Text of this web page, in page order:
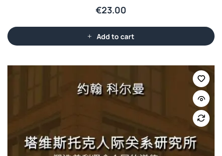
€23.00
Add to cart